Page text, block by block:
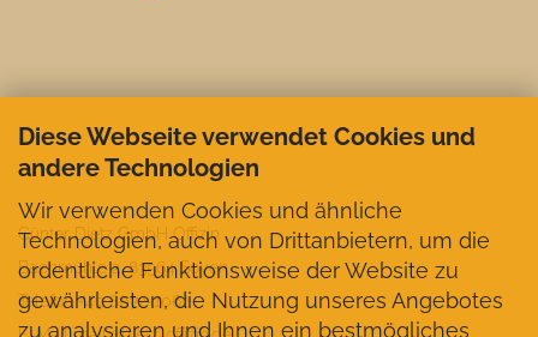
Diese Webseite verwendet Cookies und
andere Technologien
Wir verwenden Cookies und ähnliche
Technologien, auch von Drittanbietern, um die
ordentliche Funktionsweise der Website zu
gewährleisten, die Nutzung unseres Angebotes
zu analysieren und Ihnen ein bestmögliches
Günter Dietz GmbH Offizin
Bachmühle 2, 83564 Soyen
Telefon +49 8072-1062